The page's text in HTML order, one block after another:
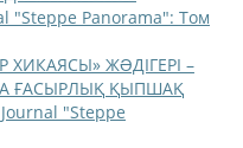
"Steppe Panorama": Том
ХИКАЯСЫ» ЖƏДІГЕРІ –
ҒАСЫРЛЫҚ ҚЫПШАҚ
"Steppe